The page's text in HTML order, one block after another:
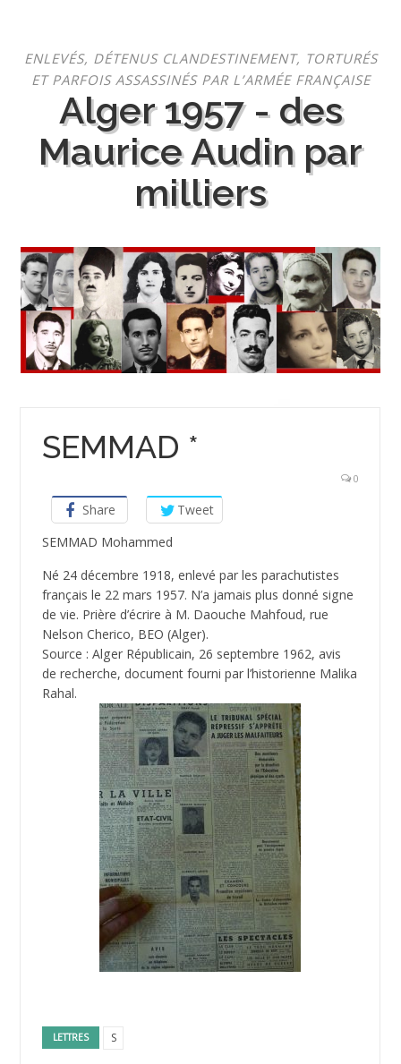
contenu
ENLEVÉS, DÉTENUS CLANDESTINEMENT, TORTURÉS
ET PARFOIS ASSASSINÉS PAR L’ARMÉE FRANÇAISE
Alger 1957 - des
Maurice Audin par
milliers
SEMMAD *
0
Share
Tweet
SEMMAD Mohammed
Né 24 décembre 1918, enlevé par les parachutistes
français le 22 mars 1957. N’a jamais plus donné signe
de vie. Prière d’écrire à M. Daouche Mahfoud, rue
Nelson Cherico, BEO (Alger).
Source : Alger Républicain, 26 septembre 1962, avis
de recherche, document fourni par l’historienne Malika
Rahal.
LETTRES S